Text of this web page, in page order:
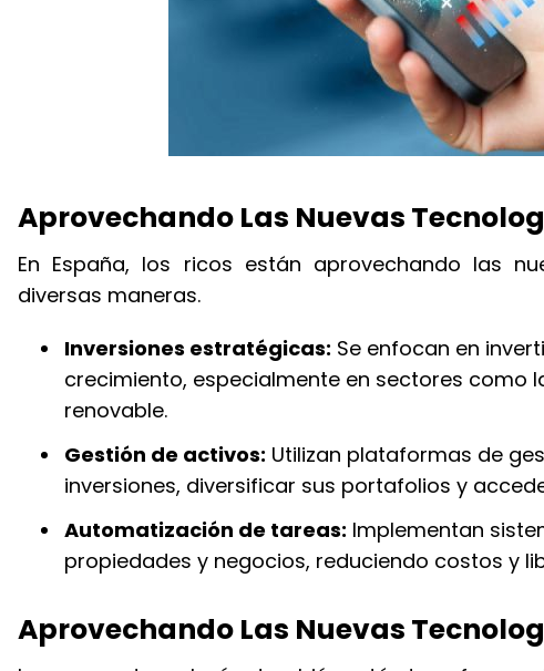
Aprovechando Las Nuevas
En España, los ricos están aprovechando las
diversas maneras.
Inversiones estratégicas: Se enfocan en
crecimiento, especialmente en sectores como
renovable.
Gestión de activos: Utilizan plataformas de
inversiones, diversificar sus portafolios y
Automatización de tareas: Implementan
propiedades y negocios, reduciendo costos y
Aprovechando Las Nuevas